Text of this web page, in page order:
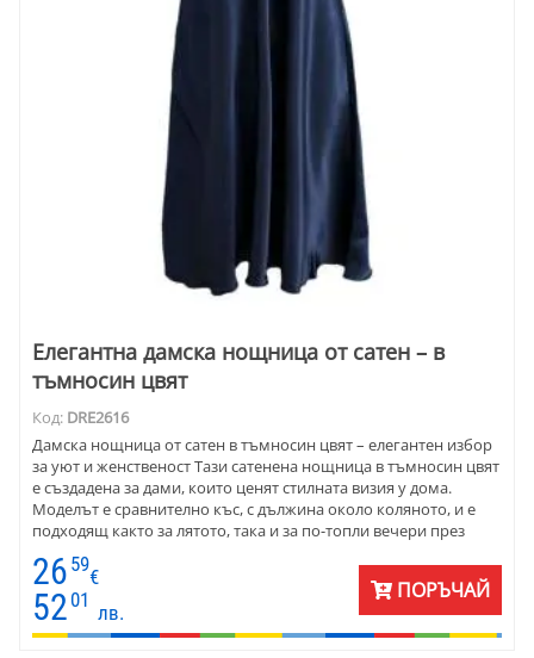
Елегантна дамска нощница от сатен – в
тъмносин цвят
Код: DRE2616
Дамска нощница от сатен в тъмносин цвят – елегантен избор
за уют и женственост Тази сатенена нощница в тъмносин цвят
е създадена за дами, които ценят стилната визия у дома.
Моделът е сравнително къс, с дължина около коляното, и е
подходящ както за лятото, така и за по-топли вечери през
цялата година. Фината сатенена материя обгръща тялото с
нежност. Декоративното дантелено деколте и кръстосаните
презрамки придават изискан завършек. Прекрасен избор за
лична наслада или като подарък за специална жена.
26 59
€
52 01
лв.
ПОРЪЧАЙ